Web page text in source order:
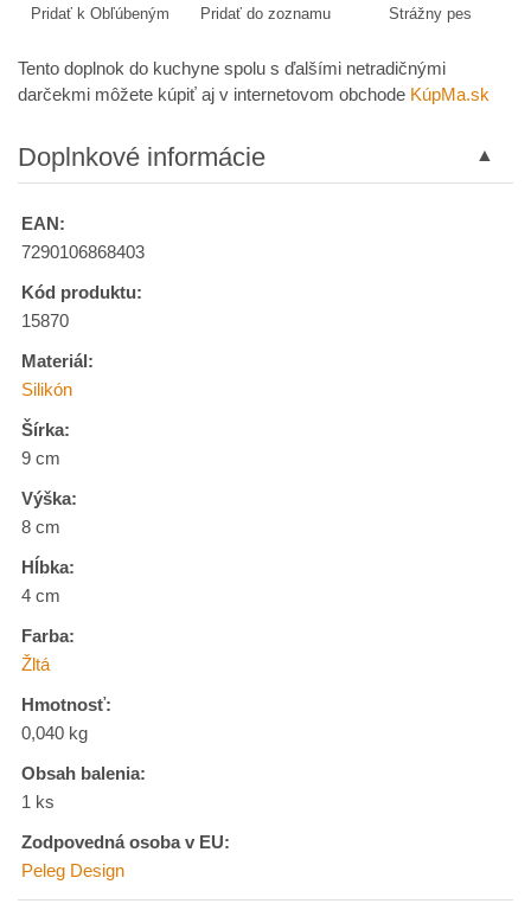
Pridať k Obľúbeným Pridať do zoznamu Strážny pes
Tento doplnok do kuchyne spolu s ďalšími netradičnými
darčekmi môžete kúpiť aj v internetovom obchode KúpMa.sk
Doplnkové informácie
EAN:
7290106868403
Kód produktu:
15870
Materiál:
Silikón
Šírka:
9 cm
Výška:
8 cm
Hĺbka:
4 cm
Farba:
Žltá
Hmotnosť:
0,040 kg
Obsah balenia:
1 ks
Zodpovedná osoba v EU:
Peleg Design